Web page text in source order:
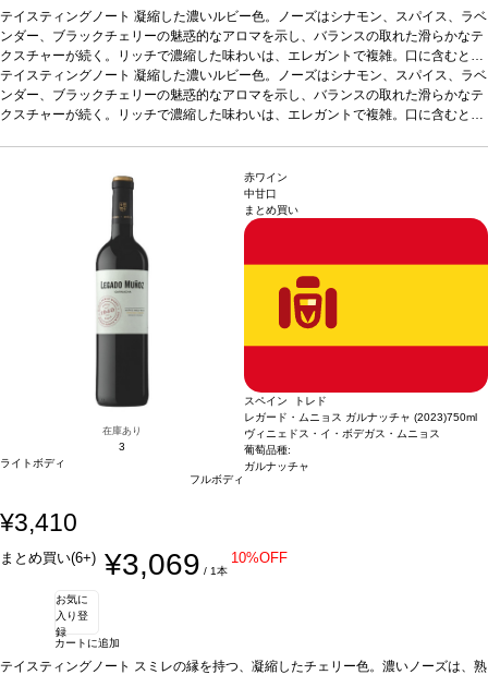
テイスティングノート 凝縮した濃いルビー色。ノーズはシナモン、スパイス、ラベ
ンダー、ブラックチェリーの魅惑的なアロマを示し、バランスの取れた滑らかなテ
クスチャーが続く。リッチで濃縮した味わいは、エレガントで複雑。口に含むとシ
ルクのように柔らかいタンニンに、ジューシーなストラクチャーと素晴らしい深味
を感じる。フレッシュでフルーティーさが広がる、緻密でエレガントな一本。合う
料理赤肉、シチュー、ジビエ、ハードチーズ、青魚、魚のキャセロール、チョコレ
あるミシェル・ロランが、アラエックス・グランの創業者兼CEOであるハビエル・
ガラレタと協力し、スペインの最高のテロワールでプレミアムワインを生産するこ
とに合意し、スタートしました。フランスとスペインの2つの文化、そしてロラン
が造るクラシックかつ国際的なワインスタイルと、アラエックス・グラン・スペイ
ン・ファインワインズのワインに象徴されるモダンなワインスが融合しています。
EC担当Oの感想：良い意味で「スペイン・プリオラート」のイメージを変えてくれ
た、至極の1本です。複雑な香りと滑らかで奥行きのある味わいは、ワインに集中
して飲みたい日にぜひあけてみてください。生産者からも絶対皆好きになってもら
える味わいだよ！と言われたイチオシです。濃厚な味わいがお好きな方や、酸味が
テイスティングノート 凝縮した濃いルビー色。ノーズはシナモン、スパイス、ラベ
ンダー、ブラックチェリーの魅惑的なアロマを示し、バランスの取れた滑らかなテ
クスチャーが続く。リッチで濃縮した味わいは、エレガントで複雑。口に含むとシ
赤肉、シチュー、ジビエ、ハードチーズ、青魚、魚のキャセロール、チョコレ
葡萄品種 カリニャン 62%、ガルナッチャ 38%
ロジェクトは2010年、フランスの著名なワインメーカーでありコンサルタントでも
あるミシェル・ロランが、アラエックス・グランの創業者兼CEOであるハビエル・
ガラレタと協力し、スペインの最高のテロワールでプレミアムワインを生産するこ
とに合意し、スタートしました。フランスとスペインの2つの文化、そしてロラン
が造るクラシックかつ国際的なワインスタイルと、アラエックス・グラン・スペイ
ン・ファインワインズのワインに象徴されるモダンなワインスが融合しています。
EC担当Oの感想：良い意味で「スペイン・プリオラート」のイメージを変えてくれ
た、至極の1本です。複雑な香りと滑らかで奥行きのある味わいは、ワインに集中
して飲みたい日にぜひあけてみてください。生産者からも絶対皆好きになってもら
える味わいだよ！と言われたイチオシです。濃厚な味わいがお好きな方や、酸味が
在庫あり
3
ライトボディ
フルボディ
赤ワイン
中甘口
まとめ買い
スペイン トレド
レガード・ムニョス ガルナッチャ (2023)750ml
ヴィニェドス・イ・ボデガス・ムニョス
葡萄品種:
ガルナッチャ
¥3,410
まとめ買い(6+) ¥3,069 / 1本
10%OFF
お気に
入り登
録
カートに追加
テイスティングノート スミレの縁を持つ、凝縮したチェリー色。濃いノーズは、熟